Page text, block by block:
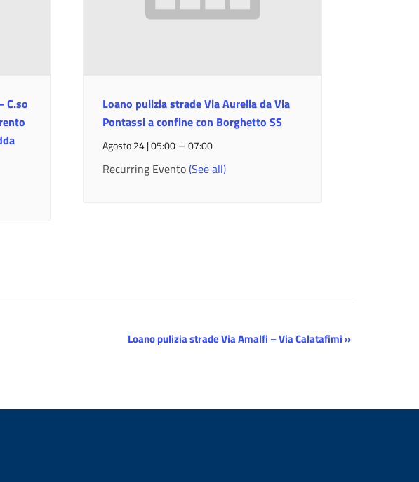
C.so
Loano pulizia strade Via Aurelia da Via
Pontassi a confine con Borghetto SS
Agosto 24 | 05:00 –07:00
Recurring Evento(See all)
Loano pulizia strade Via Amalfi – Via Calatafimi»